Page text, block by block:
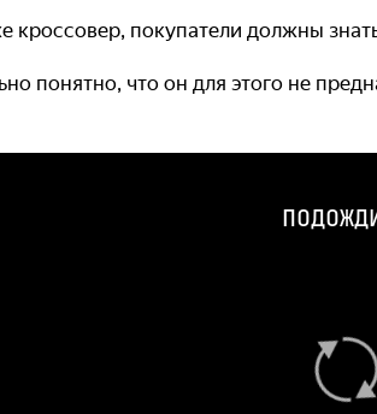
кроссовер, покупатели должны
понятно, что он для этого не